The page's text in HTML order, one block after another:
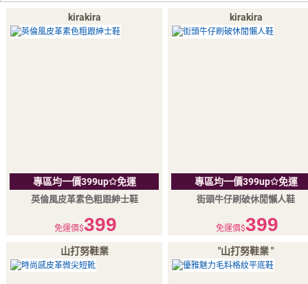
kirakira
專區均一價399up✩免運
英倫風皮革素色粗跟紳士鞋
免運價$399
kirakira
專區均一價399up✩免運
街頭牛仔刷破休閒懶人鞋
免運價$399
山打努鞋業 "山打努鞋業 "